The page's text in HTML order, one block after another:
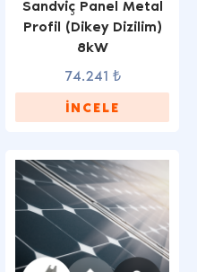
Sandviç Panel Metal
Profil (Dikey Dizilim)
8kW
74.241 ₺
İNCELE